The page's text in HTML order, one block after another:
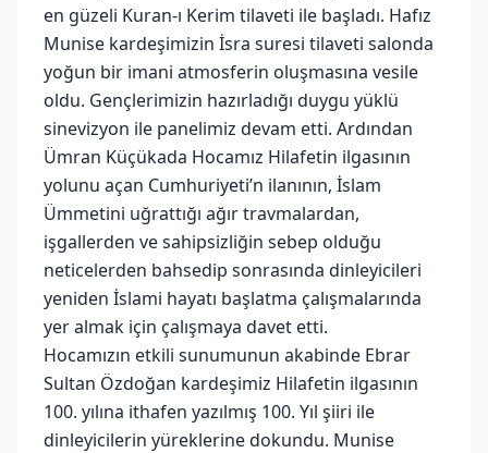
en güzeli Kuran-ı Kerim tilaveti ile başladı. Hafız
Munise kardeşimizin İsra suresi tilaveti salonda
yoğun bir imani atmosferin oluşmasına vesile
oldu. Gençlerimizin hazırladığı duygu yüklü
sinevizyon ile panelimiz devam etti. Ardından
Ümran Küçükada Hocamız Hilafetin ilgasının
yolunu açan Cumhuriyeti’n ilanının, İslam
Ümmetini uğrattığı ağır travmalardan,
işgallerden ve sahipsizliğin sebep olduğu
neticelerden bahsedip sonrasında dinleyicileri
yeniden İslami hayatı başlatma çalışmalarında
yer almak için çalışmaya davet etti.
Hocamızın etkili sunumunun akabinde Ebrar
Sultan Özdoğan kardeşimiz Hilafetin ilgasının
100. yılına ithafen yazılmış 100. Yıl şiiri ile
dinleyicilerin yüreklerine dokundu. Munise